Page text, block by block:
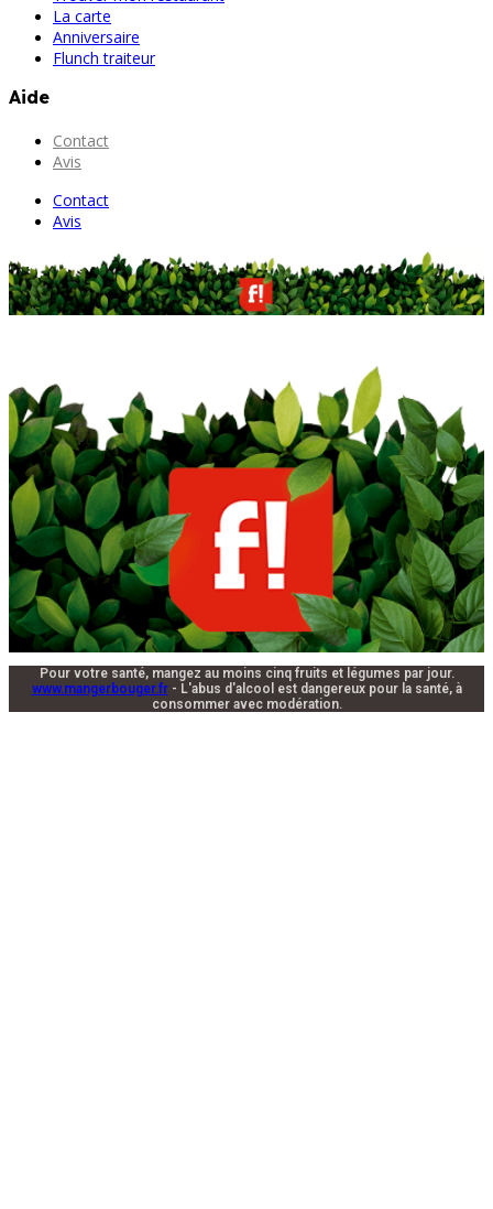
La carte
Anniversaire
Flunch traiteur
Aide
Contact
Avis
Contact
Avis
Pour votre santé, mangez au moins cinq fruits et légumes par jour.
www.mangerbouger.fr- L'abus d'alcool est dangereux pour la santé, à
consommer avec modération.